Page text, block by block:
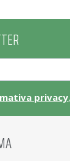
privacy